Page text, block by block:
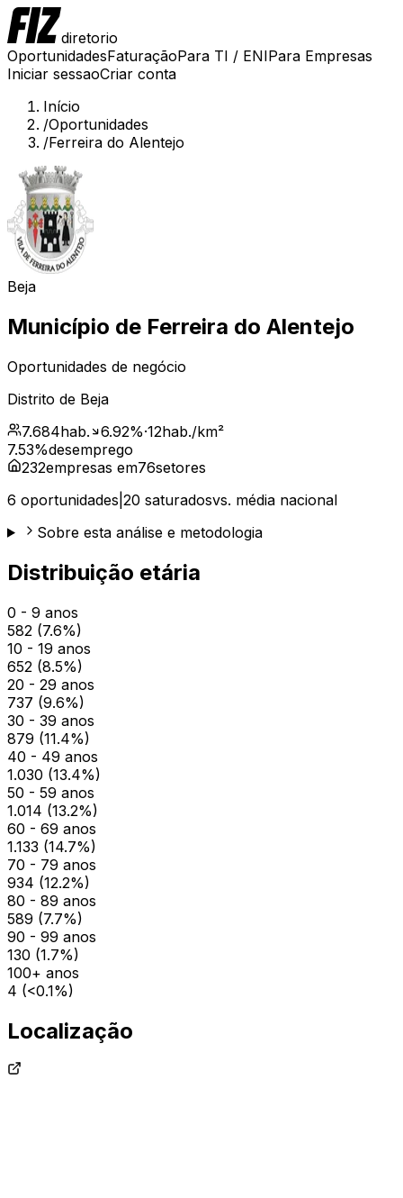
diretorio
OportunidadesFaturaçãoPara TI / ENIPara Empresas
Iniciar sessaoCriar conta
Início
/Oportunidades
/Ferreira do Alentejo
Beja
Município de Ferreira do Alentejo
Oportunidades de negócio
Distrito de Beja
7.684hab. 6.92%·12hab./km²
7.53%desemprego
232empresas em76setores
6 oportunidades 20 saturadosvs. média nacional
Sobre esta análise e metodologia
Distribuição etária
0 - 9 anos
582 (7.6%)
10 - 19 anos
652 (8.5%)
20 - 29 anos
737 (9.6%)
30 - 39 anos
879 (11.4%)
40 - 49 anos
1.030 (13.4%)
50 - 59 anos
1.014 (13.2%)
60 - 69 anos
1.133 (14.7%)
70 - 79 anos
934 (12.2%)
80 - 89 anos
589 (7.7%)
90 - 99 anos
130 (1.7%)
100+ anos
4 (<0.1%)
Localização